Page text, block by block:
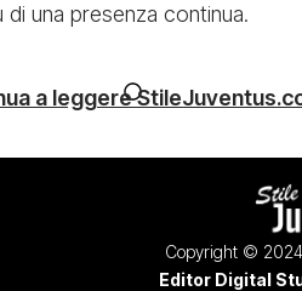
una presenza continua.
a leggere
Copyright ©
Editor Digital